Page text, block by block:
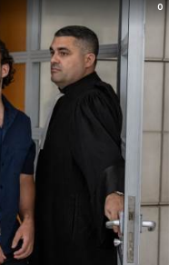
0